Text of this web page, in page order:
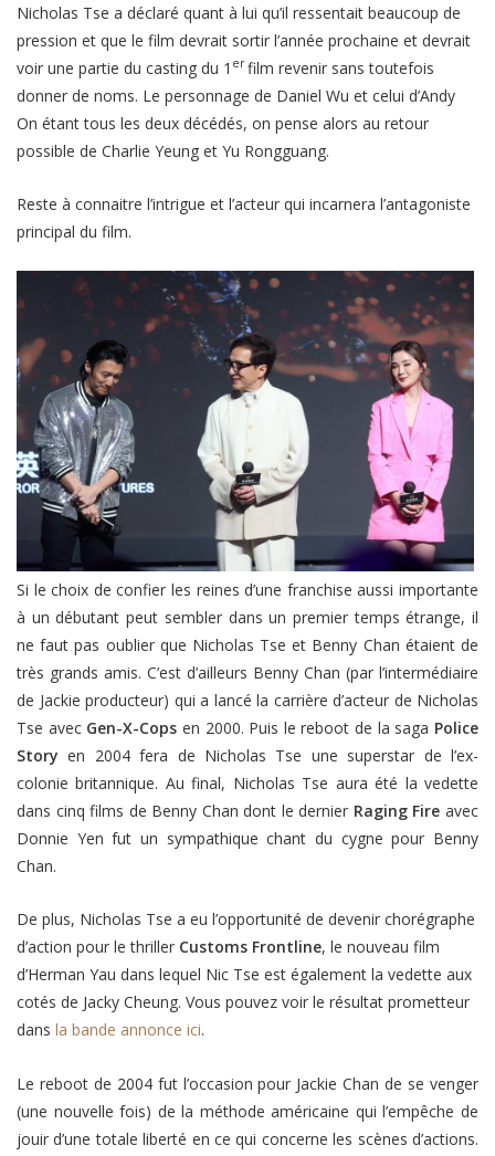
Nicholas Tse a déclaré quant à lui qu’il ressentait beaucoup de
pression et que le film devrait sortir l’année prochaine et devrait
voir une partie du casting du 1 erfilm revenir sans toutefois
donner de noms. Le personnage de Daniel Wu et celui d’Andy
On étant tous les deux décédés, on pense alors au retour
possible de Charlie Yeung et Yu Rongguang.
Reste à connaitre l’intrigue et l’acteur qui incarnera l’antagoniste
principal du film.
Si le choix de confier les reines d’une franchise aussi importante
à un débutant peut sembler dans un premier temps étrange, il
ne faut pas oublier que Nicholas Tse et Benny Chan étaient de
très grands amis. C’est d’ailleurs Benny Chan (par l’intermédiaire
de Jackie producteur) qui a lancé la carrière d’acteur de Nicholas
Tse avec Gen-X-Cops en 2000. Puis le reboot de la saga Police
Story en 2004 fera de Nicholas Tse une superstar de l’ex-
colonie britannique. Au final, Nicholas Tse aura été la vedette
dans cinq films de Benny Chan dont le dernier Raging Fire avec
Donnie Yen fut un sympathique chant du cygne pour Benny
Chan.
De plus, Nicholas Tse a eu l’opportunité de devenir chorégraphe
d’action pour le thriller Customs Frontline, le nouveau film
d’Herman Yau dans lequel Nic Tse est également la vedette aux
cotés de Jacky Cheung. Vous pouvez voir le résultat prometteur
dans la bande annonce ici.
Le reboot de 2004 fut l’occasion pour Jackie Chan de se venger
(une nouvelle fois) de la méthode américaine qui l’empêche de
jouir d’une totale liberté en ce qui concerne les scènes d’actions.